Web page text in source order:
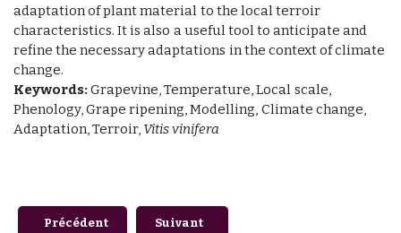
adaptation of plant material to the local terroir
characteristics. It is also a useful tool to anticipate and
refine the necessary adaptations in the context of climate
change.
Keywords: Grapevine, Temperature, Local scale,
Phenology, Grape ripening, Modelling, Climate change,
Adaptation, Terroir, Vitis vinifera
Article précédent : Comment parler du vin en 2024 – 50
Précédent Article suivant : #2 - Les Vendanges du
Suivant